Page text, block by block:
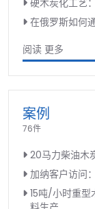
硬木炭化工艺
在俄罗斯如何
阅读 更多
案例
76件
20马力柴油木
加纳客户访问
15吨/小时重型